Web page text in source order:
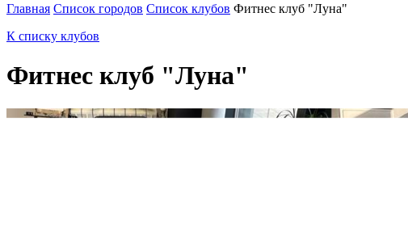
Главная Список городов Список клубов Фитнес клуб "Луна"
К списку клубов
Фитнес клуб "Луна"